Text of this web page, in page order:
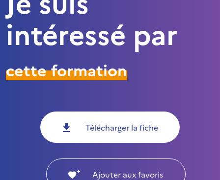
intéressé par
cette formation
Télécharger la fiche
Ajouter aux favoris